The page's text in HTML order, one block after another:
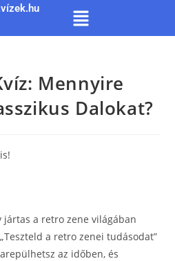
Mennyire
Dalokat?
jártas a retro zene világában
a retro zenei tudásodat”
az időben, és